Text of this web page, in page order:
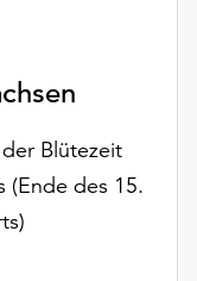
Blütezeit
(Ende des 15.